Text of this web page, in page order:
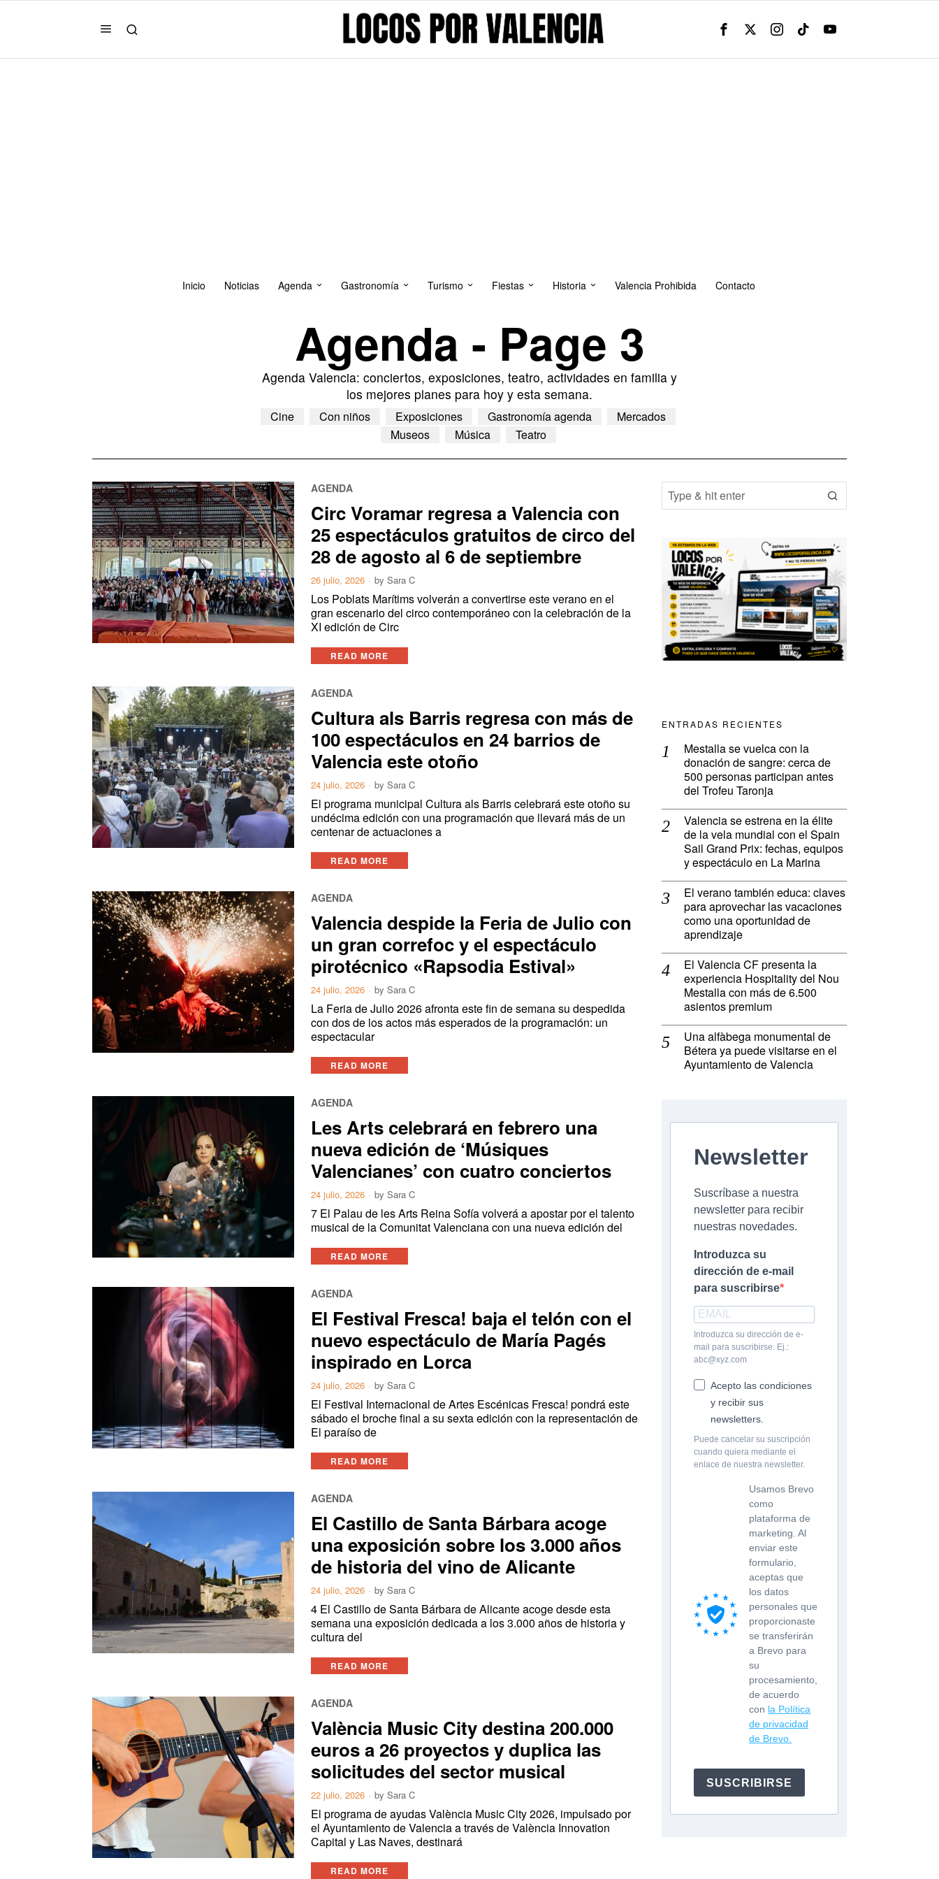
Inicio Noticias Agenda Gastronomía Turismo Fiestas Historia Valencia Prohibida Contacto
Agenda - Page 3
Agenda Valencia: conciertos, exposiciones, teatro, actividades en familia y
los mejores planes para hoy y esta semana.
Cine Con niños Exposiciones Gastronomía agenda
Mercados
Museos
Música Teatro
AGENDA
Circ Voramar regresa a Valencia con
25 espectáculos gratuitos de circo del
28 de agosto al 6 de septiembre
26 julio, 2026 bySara C
Los Poblats Marítims volverán a convertirse este verano en el
gran escenario del circo contemporáneo con la celebración de la
XI edición de Circ
READ MORE
AGENDA
Cultura als Barris regresa con más de
100 espectáculos en 24 barrios de
Valencia este otoño
24 julio, 2026 bySara C
El programa municipal Cultura als Barris celebrará este otoño su
undécima edición con una programación que llevará más de un
centenar de actuaciones a
READ MORE
AGENDA
Valencia despide la Feria de Julio con
un gran correfoc y el espectáculo
pirotécnico «Rapsodia Estival»
24 julio, 2026 bySara C
La Feria de Julio 2026 afronta este fin de semana su despedida
con dos de los actos más esperados de la programación: un
espectacular
READ MORE
AGENDA
Les Arts celebrará en febrero una
nueva edición de ‘Músiques
Valencianes’ con cuatro conciertos
24 julio, 2026 bySara C
7 El Palau de les Arts Reina Sofía volverá a apostar por el talento
musical de la Comunitat Valenciana con una nueva edición del
READ MORE
AGENDA
El Festival Fresca! baja el telón con el
nuevo espectáculo de María Pagés
inspirado en Lorca
24 julio, 2026 bySara C
El Festival Internacional de Artes Escénicas Fresca! pondrá este
sábado el broche final a su sexta edición con la representación de
El paraíso de
READ MORE
AGENDA
El Castillo de Santa Bárbara acoge
una exposición sobre los 3.000 años
de historia del vino de Alicante
24 julio, 2026 bySara C
4 El Castillo de Santa Bárbara de Alicante acoge desde esta
semana una exposición dedicada a los 3.000 años de historia y
cultura del
READ MORE
AGENDA
València Music City destina 200.000
euros a 26 proyectos y duplica las
solicitudes del sector musical
22 julio, 2026 bySara C
El programa de ayudas València Music City 2026, impulsado por
el Ayuntamiento de Valencia a través de València Innovation
Capital y Las Naves, destinará
READ MORE
ENTRADAS RECIENTES
Mestalla se vuelca con la
donación de sangre: cerca de
500 personas participan antes
del Trofeu Taronja
Valencia se estrena en la élite
de la vela mundial con el Spain
Sail Grand Prix: fechas, equipos
y espectáculo en La Marina
El verano también educa: claves
para aprovechar las vacaciones
como una oportunidad de
aprendizaje
El Valencia CF presenta la
experiencia Hospitality del Nou
Mestalla con más de 6.500
asientos premium
Una alfàbega monumental de
Bétera ya puede visitarse en el
Ayuntamiento de Valencia
Newsletter
Suscríbase a nuestra
newsletter para recibir
nuestras novedades.
Introduzca su
dirección de e-mail
para suscribirse
Introduzca su dirección de e-
mail para suscribirse. Ej.:
abc@xyz.com
Acepto las condiciones
y recibir sus
newsletters.
Puede cancelar su suscripción
cuando quiera mediante el
enlace de nuestra newsletter.
Usamos Brevo
como
plataforma de
marketing. Al
enviar este
formulario,
aceptas que
los datos
personales que
proporcionaste
se transferirán
a Brevo para
su
procesamiento,
de acuerdo
con la Política
de privacidad
de Brevo.
SUSCRIBIRSE